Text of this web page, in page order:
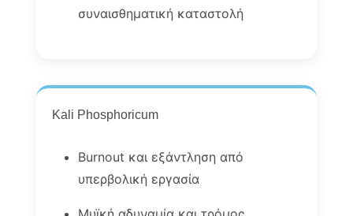
συναισθηματική καταστολή
Kali Phosphoricum
Burnout και εξάντληση από
υπερβολική εργασία